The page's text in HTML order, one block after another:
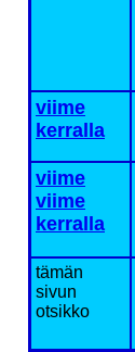
viime
kerralla
viime
viime
kerralla
tämän
sivun
otsikko